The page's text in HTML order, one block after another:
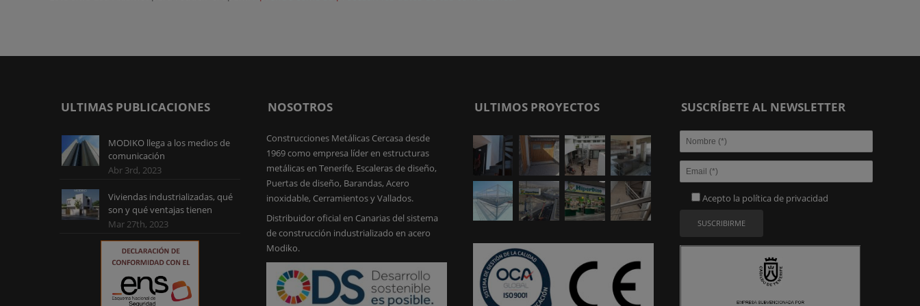
ULTIMAS PUBLICACIONES
MODIKO llega a los medios de
comunicación
Abr 3rd, 2023
Viviendas industrializadas, qué
son y qué ventajas tienen
Mar 27th, 2023
NOSOTROS
Construcciones Metálicas Cercasa desde
1969 como empresa líder en estructuras
metálicas en Tenerife, Escaleras de diseño,
Puertas de diseño, Barandas, Acero
inoxidable, Cerramientos y Vallados.
Distribuidor oficial en Canarias del sistema
de construcción industrializado en acero
Modiko.
ULTIMOS PROYECTOS SUSCRÍBETE AL NEWSLETTER
Acepto la política de privacidad